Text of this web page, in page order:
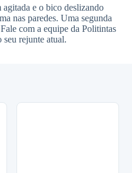
agitada e o bico deslizando
nas paredes. Uma segunda
com a equipe da Politintas
seu rejunte atual.